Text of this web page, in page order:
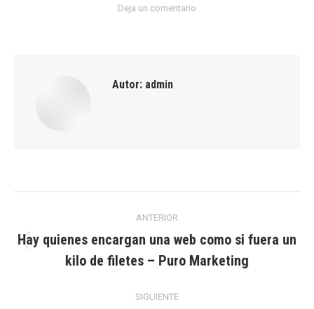
Deja un comentario
Autor: admin
entre
publicaciones
ANTERIOR
Publicación
anterior:
Hay quienes encargan una web como si fuera un
kilo de filetes – Puro Marketing
SIGUIENTE